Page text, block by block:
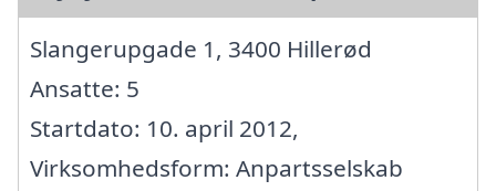
Slangerupgade 1, 3400 Hillerød
Ansatte: 5
Startdato: 10. april 2012,
Virksomhedsform: Anpartsselskab